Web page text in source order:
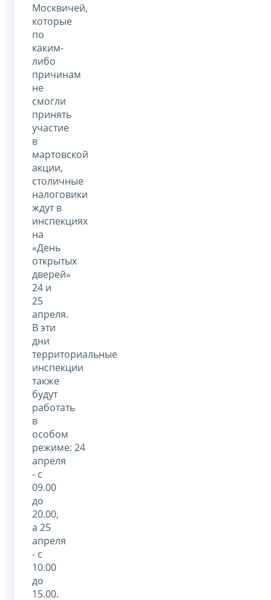
Москвичей,
которые
по
каким-
либо
причинам
не
смогли
принять
участие
в
мартовской
акции,
столичные
налоговики
ждут в
инспекциях
на
«День
открытых
дверей»
24 и
25
апреля.
В эти
дни
территориальные
инспекции
также
будут
работать
в
особом
режиме: 24
апреля
- с
09.00
до
20.00,
а 25
апреля
- с
10.00
до
15.00.